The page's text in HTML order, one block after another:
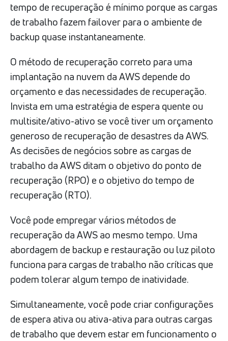
tempo de recuperação é mínimo porque as cargas
de trabalho fazem failover para o ambiente de
backup quase instantaneamente.
O método de recuperação correto para uma
implantação na nuvem da AWS depende do
orçamento e das necessidades de recuperação.
Invista em uma estratégia de espera quente ou
multisite/ativo-ativo se você tiver um orçamento
generoso de recuperação de desastres da AWS.
As decisões de negócios sobre as cargas de
trabalho da AWS ditam o objetivo do ponto de
recuperação (RPO) e o objetivo do tempo de
recuperação (RTO).
Você pode empregar vários métodos de
recuperação da AWS ao mesmo tempo. Uma
abordagem de backup e restauração ou luz piloto
funciona para cargas de trabalho não críticas que
podem tolerar algum tempo de inatividade.
Simultaneamente, você pode criar configurações
de espera ativa ou ativa-ativa para outras cargas
de trabalho que devem estar em funcionamento o